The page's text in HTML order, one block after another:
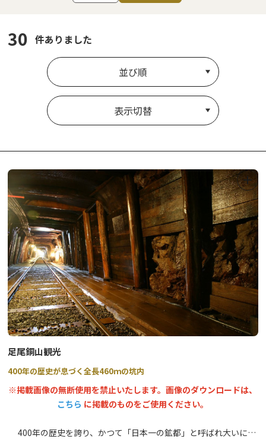
30 件ありました
並び順
表示切替
足尾銅山観光
400年の歴史が息づく全長460ｍの坑内
※掲載画像の無断使用を禁止いたします。画像のダウンロードは、
こちら に掲載のものをご使用ください。
400年の歴史を誇り、かつて「日本一の鉱都」と呼ばれ大いに栄